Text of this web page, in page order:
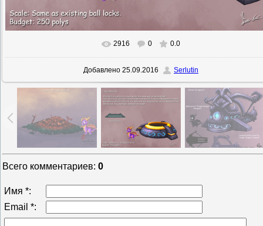
В реальном размере 1600x1200
2916 0 0.0
Добавлено 25.09.2016 Serlutin
Всего комментариев: 0
Имя *:
Email *: